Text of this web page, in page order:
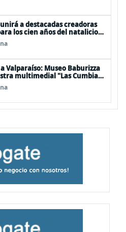
a destacadas creadoras
los cien años del natalicio
y artesano tomecino
“El Pajarero”
Valparaíso: Museo Baburizza
multimedial "Las Cumbias
allá arriba"